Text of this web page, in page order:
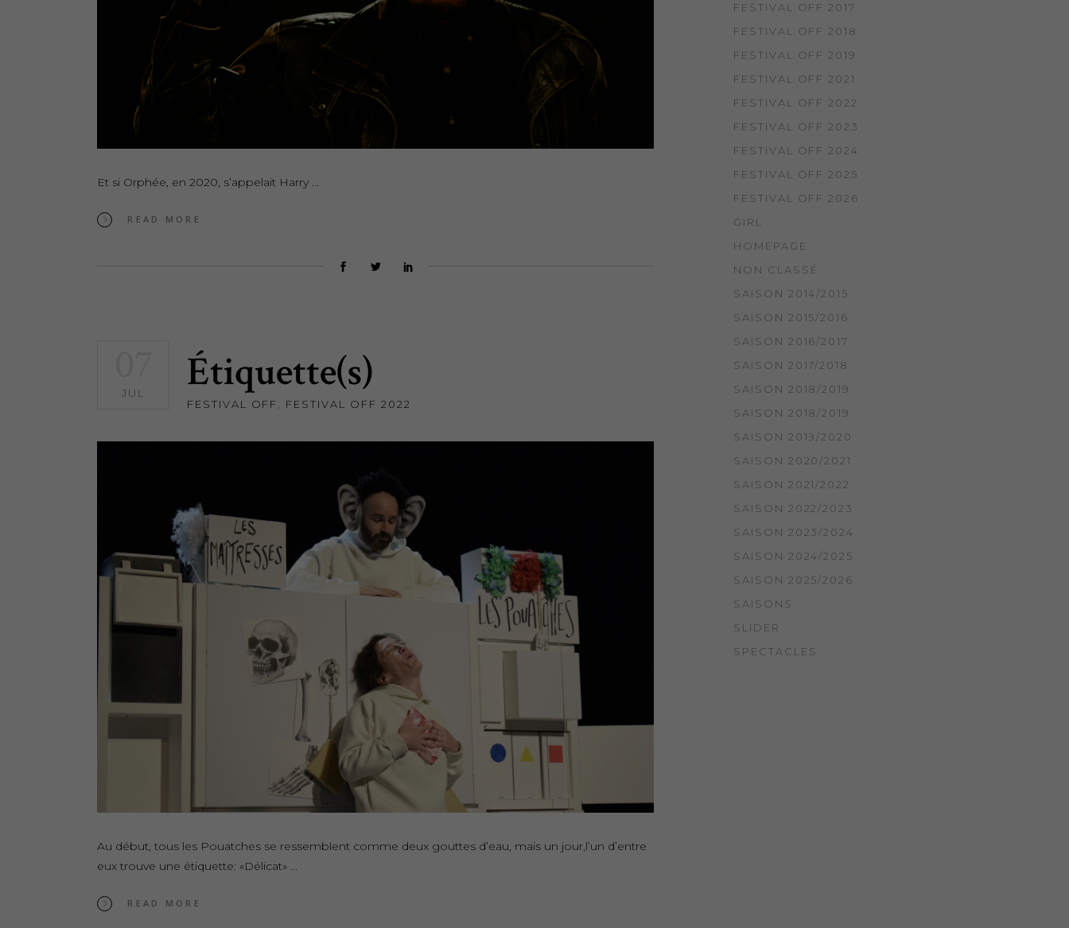
Et si Orphée, en 2020, s’appelait Harry
READ MORE
JUL Étiquette(s)
FESTIVAL OFF FESTIVAL OFF 2022
Au début, tous les Pouatches se ressemblent comme deux gouttes d’eau, mais un jour,l’un d’entre
eux trouve une étiquette: «Délicat»
READ MORE
FESTIVAL OFF 2017
FESTIVAL OFF 2018
FESTIVAL OFF 2019
FESTIVAL OFF 2021
FESTIVAL OFF 2022
FESTIVAL OFF 2023
FESTIVAL OFF 2024
FESTIVAL OFF 2025
FESTIVAL OFF 2026
GIRL
HOMEPAGE
NON CLASSÉ
SAISON 2014/2015
SAISON 2015/2016
SAISON 2016/2017
SAISON 2017/2018
SAISON 2018/2019
SAISON 2018/2019
SAISON 2019/2020
SAISON 2020/2021
SAISON 2021/2022
SAISON 2022/2023
SAISON 2023/2024
SAISON 2024/2025
SAISON 2025/2026
SAISONS
SLIDER
SPECTACLES